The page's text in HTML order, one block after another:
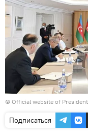
© Official website of
Подписаться